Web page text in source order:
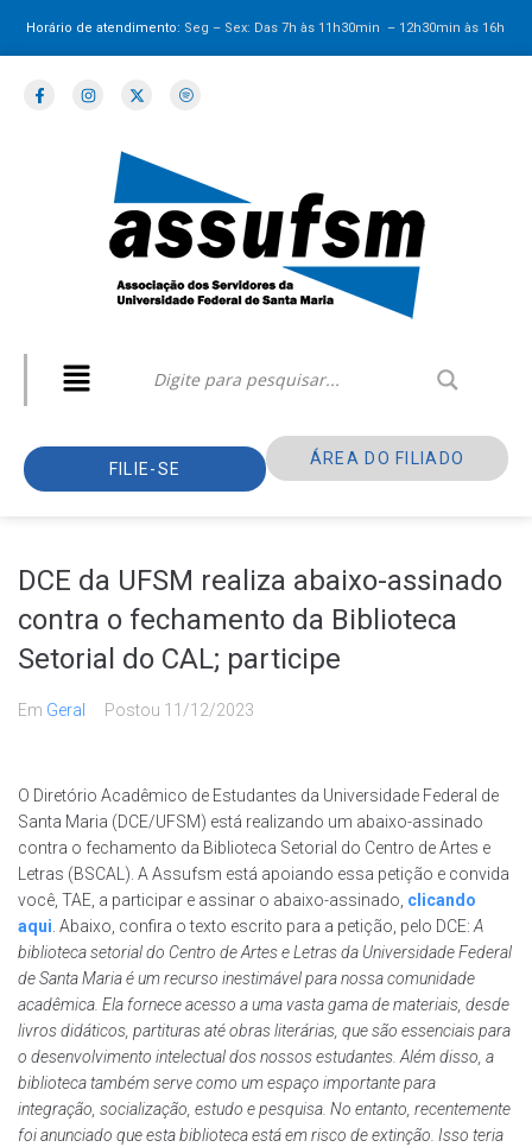
Horário de atendimento: Seg – Sex: Das 7h às 11h30min – 12h30minàs 16h
FILIE-SE
ÁREA DO FILIADO
DCE da UFSM realiza abaixo-assinado
contra o fechamento da Biblioteca
Setorial do CAL; participe
Em Geral Postou 11/12/2023
O Diretório Acadêmico de Estudantes da Universidade Federal de
Santa Maria (DCE/UFSM) está realizando um abaixo-assinado
contra o fechamento da Biblioteca Setorial do Centro de Artes e
Letras (BSCAL). A Assufsm está apoiando essa petição e convida
você, TAE, a participar e assinar o abaixo-assinado, clicando
aqui. Abaixo, confira o texto escrito para a petição, pelo DCE:A
biblioteca setorial do Centro de Artes e Letras da Universidade Federal
de Santa Maria é um recurso inestimável para nossa comunidade
acadêmica. Ela fornece acesso a uma vasta gama de materiais, desde
livros didáticos, partituras até obras literárias, que são essenciais para
o desenvolvimento intelectual dos nossos estudantes. Além disso, a
biblioteca também serve como um espaço importante para
integração, socialização, estudo e pesquisa. No entanto, recentemente
foi anunciado que esta biblioteca está em risco de extinção. Isso teria